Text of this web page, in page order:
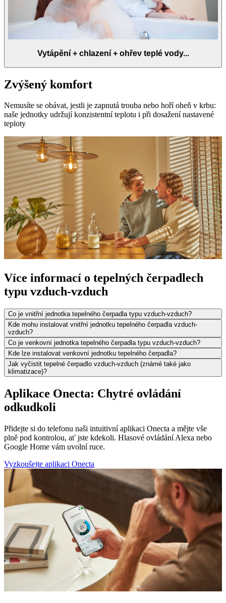
Vytápění + chlazení + ohřev teplé vody...
Zvýšený komfort
Nemusíte se obávat, jestli je zapnutá trouba nebo hoří oheň v krbu:
naše jednotky udržují konzistentní teplotu i při dosažení nastavené
teploty
Více informací o tepelných čerpadlech
typu vzduch-vzduch
Co je vnitřní jednotka tepelného čerpadla typu vzduch-vzduch?
Kde mohu instalovat vnitřní jednotku tepelného čerpadla vzduch-
vzduch?
Co je venkovní jednotka tepelného čerpadla typu vzduch-vzduch?
Kde lze instalovat venkovní jednotku tepelného čerpadla?
Jak vyčistit tepelné čerpadlo vzduch-vzduch (známé také jako
klimatizace)?
Aplikace Onecta: Chytré ovládání
odkudkoli
Přidejte si do telefonu naši intuitivní aplikaci Onecta a mějte vše
plně pod kontrolou, ať jste kdekoli. Hlasové ovládání Alexa nebo
Google Home vám uvolní ruce.
Vyzkoušejte aplikaci Onecta